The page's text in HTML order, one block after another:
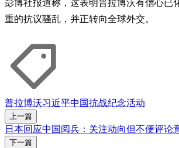
彭博社报道称，这表明普拉博沃有信心已
重的抗议骚乱，并正转向全球外交。
普拉博沃习近平中国抗战纪念活动
上一篇
日本回应中国阅兵：关注动向但不便评论
下一篇